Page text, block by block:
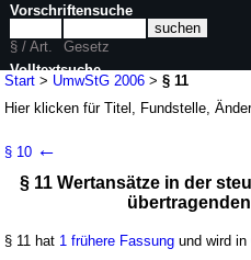
Start > UmwStG 2006 >§ 11
Hier klicken fürTitel, Fundstelle,
2006
Artikel 6 G. v. 07.12.2006BGBl. I S.
G. v. 02.12.2024
19 weitere Fassungen |
§ 10 ←
§ 11 Wertansätze in der
§ 11 hat 1 frühere Fassung und wird in
Vorschriftensuche
§ / Art.
Gesetz
Volltextsuche
nur in UmwStG 2006